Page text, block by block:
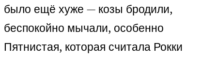
было ещё хуже — козы бродили,
беспокойно мычали, особенно
Пятнистая, которая считала Рокки